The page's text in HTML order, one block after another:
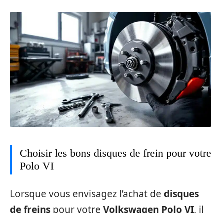
Choisir les bons disques de frein pour votre
Polo VI
Lorsque vous envisagez l’achat de disques
de freins pour votre Volkswagen Polo VI, il